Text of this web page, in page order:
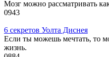
Мозг можно рассматривать
0943
6 секретов Уолта Диснея
Если ты можешь мечтать, то
жизнь.